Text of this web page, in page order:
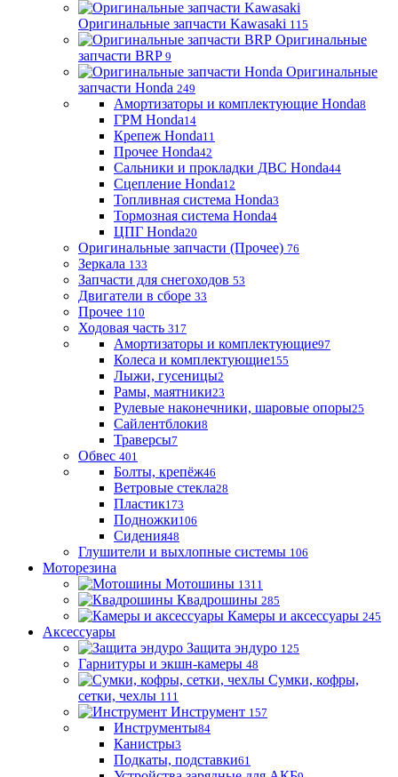
Оригинальные запчасти Kawasaki 115
Оригинальные
запчасти BRP 9
Оригинальные
запчасти Honda 249
Амортизаторы и комплектующие Honda8
ГРМ Honda14
Крепеж Honda11
Прочее Honda42
Сальники и прокладки ДВС Honda44
Сцепление Honda12
Топливная система Honda3
Тормозная система Honda4
ЦПГ Honda20
Оригинальные запчасти (Прочее) 76
Зеркала 133
Запчасти для снегоходов 53
Двигатели в сборе 33
Прочее 110
Ходовая часть 317
Амортизаторы и комплектующие97
Колеса и комплектующие155
Лыжи, гусеницы2
Рамы, маятники23
Рулевые наконечники, шаровые опоры25
Сайлентблоки8
Траверсы7
Обвес 401
Болты, крепёж46
Ветровые стекла28
Пластик173
Подножки106
Сидения48
Глушители и выхлопные системы 106
Моторезина
Мотошины 1311
Квадрошины 285
Камеры и аксессуары 245
Аксессуары
Защита эндуро 125
Гарнитуры и экшн-камеры 48
Сумки, кофры,
сетки, чехлы 111
Инструмент 157
Инструменты84
Канистры3
Подкаты, подставки61